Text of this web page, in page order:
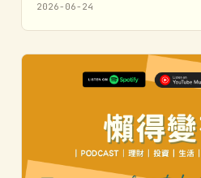
2026-06-24